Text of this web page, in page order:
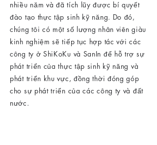
nhiều năm và đã tích lũy được bí quyết
đào tạo thực tập sinh kỹ năng. Do đó,
chúng tôi có một số lượng nhân viên giàu
kinh nghiệm sẽ tiếp tục hợp tác với các
công ty ở ShiKoKu và SanIn để hỗ trợ sự
phát triển của thực tập sinh kỹ năng và
phát triển khu vực, đồng thời đóng góp
cho sự phát triển của các công ty và đất
nước.